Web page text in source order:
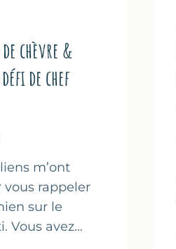
chèvre &
de chef
m’ont
rappeler
sur le
Vous avez…